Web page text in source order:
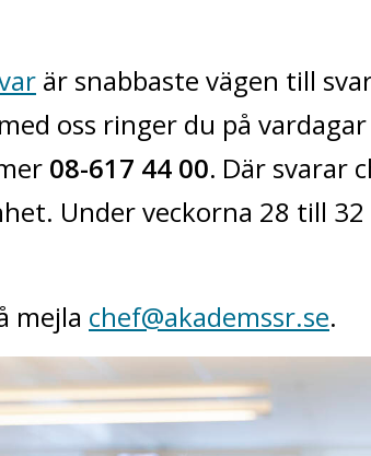
är snabbaste vägen till
oss ringer du på
08-617 44 00. Där svarar
Under veckorna 28 till
mejla chef@akademssr.se.